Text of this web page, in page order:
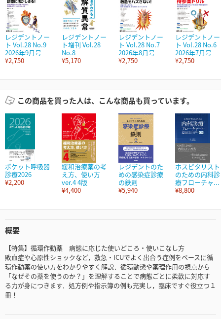
レジデントノー
ト Vol.28 No.9
2026年9月号
¥2,750
レジデントノー
ト増刊 Vol.28
No.8
¥5,170
レジデントノー
ト Vol.28 No.7
2026年8月号
¥2,750
レジデントノー
ト Vol.28 No.6
2026年7月号
¥2,750
この商品を買った人は、こんな商品も買っています。
ポケット呼吸器
診療2026
¥2,200
緩和治療薬の考
え方、使い方
ver.4 4版
¥4,400
レジデントのた
めの感染症診療
の鉄則
¥5,940
ホスピタリスト
のための内科診
療フローチャ...
¥8,800
概要
【特集】循環作動薬 病態に応じた使いどころ・使いこなし方
敗血症や心原性ショックなど，救急・ICUでよく出合う症例をベースに循
環作動薬の使い方をわかりやすく解説．循環動態や薬理作用の視点から
「なぜその薬を使うのか？」を理解することで病態ごとに柔軟に対応す
る力が身につきます．処方例や指示簿の例も充実し，臨床ですぐ役立つ１
冊！